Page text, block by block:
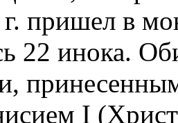
пришел в
22 инока.
I